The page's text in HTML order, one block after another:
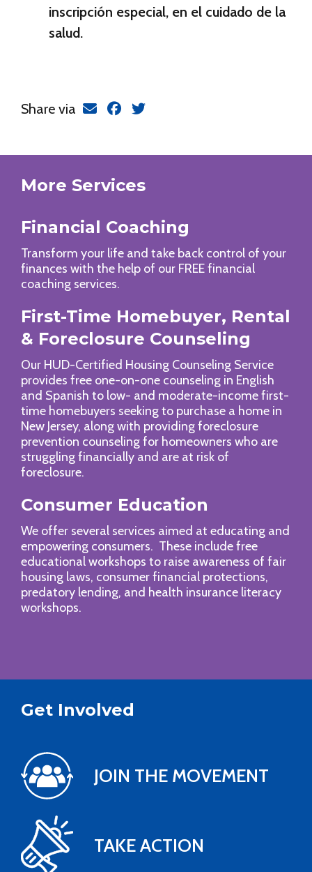
inscripción especial, en el cuidado de la
salud.
Share via
More Services
Financial Coaching
Transform your life and take back control of your
finances with the help of our FREE financial
coaching services.
First-Time Homebuyer, Rental
& Foreclosure Counseling
Our HUD-Certified Housing Counseling Service
provides free one-on-one counseling in English
and Spanish to low- and moderate-income first-
time homebuyers seeking to purchase a home in
New Jersey, along with providing foreclosure
prevention counseling for homeowners who are
struggling financially and are at risk of
foreclosure.
Consumer Education
We offer several services aimed at educating and
empowering consumers. These include free
educational workshops to raise awareness of fair
housing laws, consumer financial protections,
predatory lending, and health insurance literacy
workshops.
Get Involved
JOIN THE MOVEMENT
TAKE ACTION